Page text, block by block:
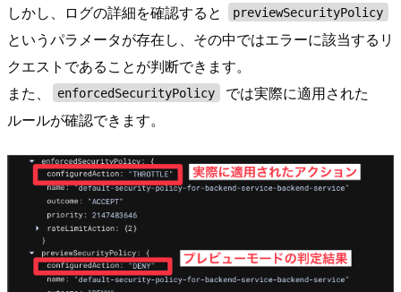
しかし、ログの詳細を確認すると previewSecurityPolicy
というパラメータが存在し、その中ではエラーに該当するリ
クエストであることが判断できます。
また、
enforcedSecurityPolicy
では実際に適用された
ルールが確認できます。